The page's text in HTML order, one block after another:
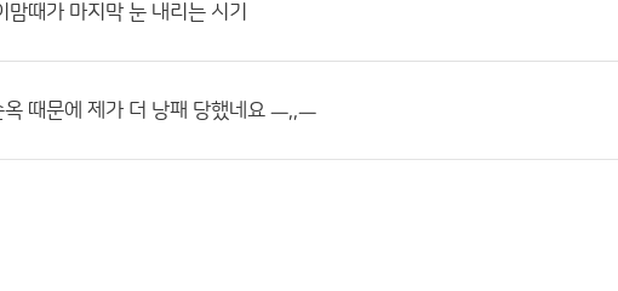
맘때가 마지막 눈 내리는 시기
옥 때문에 제가 더 낭패 당했네요 ㅡ,,ㅡ